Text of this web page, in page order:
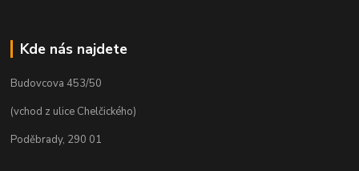
Kde nás najdete
Budovcova 453/50
(vchod z ulice Chelčického)
Poděbrady, 290 01